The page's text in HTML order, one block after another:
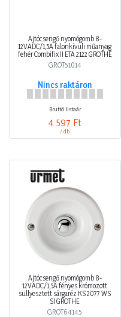
Ajtócsengő nyomógomb 8-
12VADC/1,5A falonkívüli műanyag
fehér Combifix II ETA 2122 GROTHE
GROT51014
Nincs raktáron
Bruttó listaár
4 597 Ft
/ db
Ajtócsengő nyomógomb 8-
12VADC/1,5A fényes krómozott
süllyesztett sárgaréz KS 2077 WS
SI GROTHE
GROT64145